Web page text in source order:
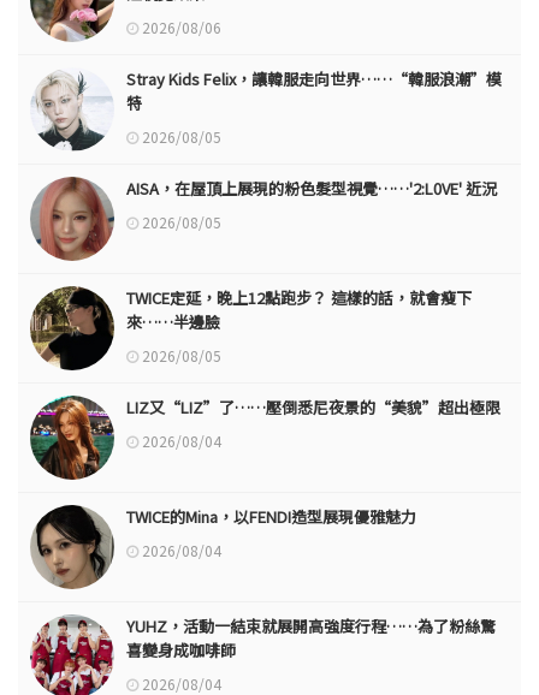
2026/08/06
Stray Kids Felix，讓韓服走向世界……“韓服浪潮”模
特
2026/08/05
AISA，在屋頂上展現的粉色髮型視覺……'2:L0VE' 近況
2026/08/05
TWICE定延，晚上12點跑步？ 這樣的話，就會瘦下
來……半邊臉
2026/08/05
LIZ又“LIZ”了……壓倒悉尼夜景的“美貌”超出極限
2026/08/04
TWICE的Mina，以FENDI造型展現優雅魅力
2026/08/04
YUHZ，活動一結束就展開高強度行程……為了粉絲驚
喜變身成咖啡師
2026/08/04